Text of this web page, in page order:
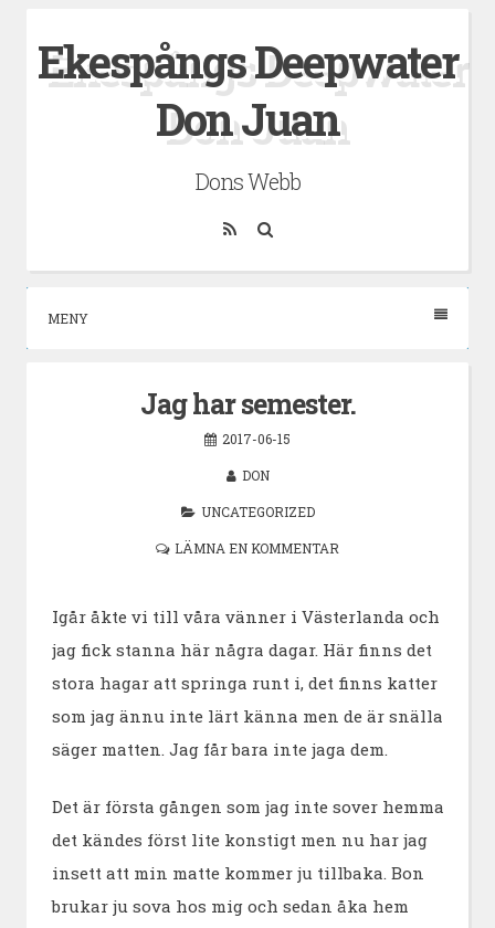
till
innehåll
Ekespångs Deepwater
Don Juan
Dons Webb
RSS
MENY
Jag har semester.
2017-06-15
DON
UNCATEGORIZED
LÄMNA EN KOMMENTAR
Igår åkte vi till våra vänner i Västerlanda och
jag fick stanna här några dagar. Här finns det
stora hagar att springa runt i, det finns katter
som jag ännu inte lärt känna men de är snälla
säger matten. Jag får bara inte jaga dem.
Det är första gången som jag inte sover hemma
det kändes först lite konstigt men nu har jag
insett att min matte kommer ju tillbaka. Bon
brukar ju sova hos mig och sedan åka hem